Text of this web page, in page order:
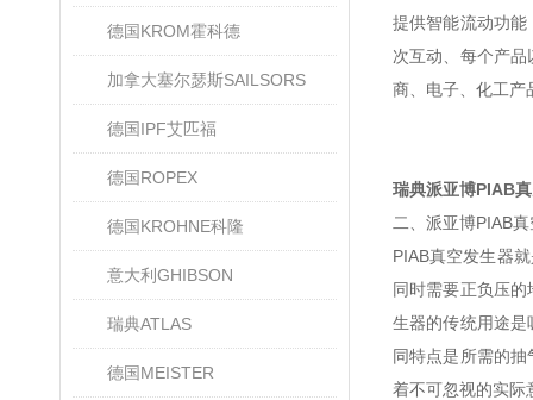
德国KROM霍科德
加拿大塞尔瑟斯SAILSORS
德国IPF艾匹福
德国ROPEX
德国KROHNE科隆
意大利GHIBSON
瑞典ATLAS
德国MEISTER
提供智能流动功
次互动、每个产
商、电子、化工产
瑞典派亚博PIAB
二、派亚博PIAB
PIAB真空发生器
同时需要正负压
生器的传统用途
同特点是所需的
着不可忽视的实际